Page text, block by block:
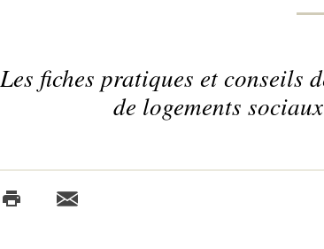
Les fiches pratiques et conseils
de logements